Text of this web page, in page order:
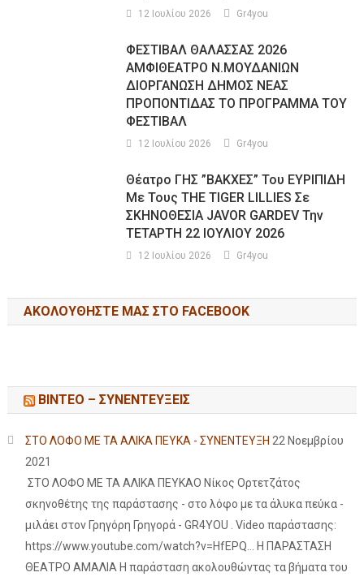
12 Ιουλίου 2026 Gr4you
ΦΕΣΤΙΒΑΛ ΘΑΛΑΣΣΑΣ 2026
ΑΜΦΙΘΕΑΤΡΟ Ν.ΜΟΥΔΑΝΙΩΝ
ΔΙΟΡΓΑΝΩΣΗ ΔΗΜΟΣ ΝΕΑΣ
ΠΡΟΠΟΝΤΙΔΑΣ ΤΟ ΠΡΟΓΡΑΜΜΑ ΤΟΥ
ΦΕΣΤΙΒΑΛ
12 Ιουλίου 2026 Gr4you
Θέατρο ΓΗΣ ”ΒΑΚΧΕΣ” Του ΕΥΡΙΠΙΔΗ
Με Τους THE TIGER LILLIES Σε
ΣΚΗΝΟΘΕΣΙΑ JAVOR GARDEV Την
ΤΕΤΑΡΤΗ 22 ΙΟΥΛΙΟΥ 2026
12 Ιουλίου 2026 Gr4you
ΑΚΟΛΟΥΘΉΣΤΕ ΜΑΣ ΣΤΟ FACEBOOK
ΒΙΝΤΕΟ – ΣΥΝΕΝΤΕΥΞΕΙΣ
ΣΤΟ ΛΟΦΟ ΜΕ ΤΑ ΑΛΙΚΑ ΠΕΥΚΑ - ΣΥΝΕΝΤΕΥΞΗ 22 Νοεμβρίου
2021
ΣΤΟ ΛΟΦΟ ΜΕ ΤΑ ΑΛΙΚΑ ΠΕΥΚΑΟ Νίκος Ορτετζάτος
σκηνοθέτης της παράστασης - στο λόφο με τα άλυκα πεύκα -
μιλάει στον Γρηγόρη Γρηγορά - GR4YOU . Video παράστασης:
https://www.youtube.com/watch?v=HfEPQ... Η ΠΑΡΑΣΤΑΣΗ
ΘΕΑΤΡΟ ΑΜΑΛΙΑ Η παράσταση ακολουθώντας τα βήματα του